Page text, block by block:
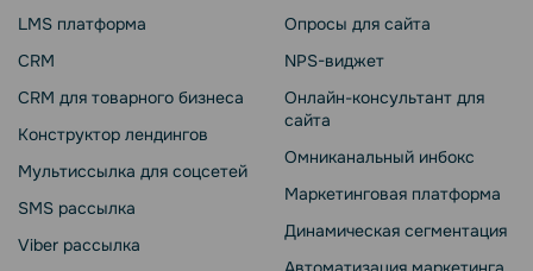
LMS платформа
CRM
CRM для товарного бизнеса
Конструктор лендингов
Мультиссылка для соцсетей
SMS рассылка
Viber рассылка
Опросы для сайта
NPS-виджет
Онлайн-консультант для
сайта
Омниканальный инбокс
Маркетинговая платформа
Динамическая сегментация